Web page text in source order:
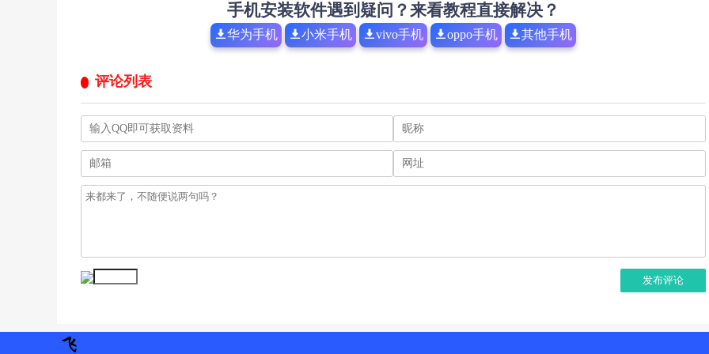
手机安装软件遇到疑问？来看教程直接解决？
华为手机 小米手机 vivo手机 oppo手机 其他手机
评论列表
发布评论